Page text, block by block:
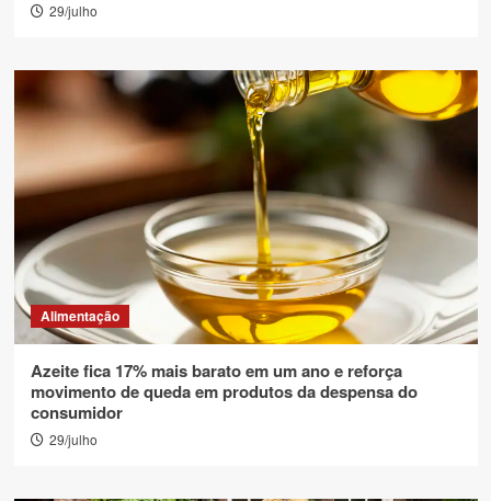
29/julho
Alimentação
Azeite fica 17% mais barato em um ano e reforça
movimento de queda em produtos da despensa do
consumidor
29/julho